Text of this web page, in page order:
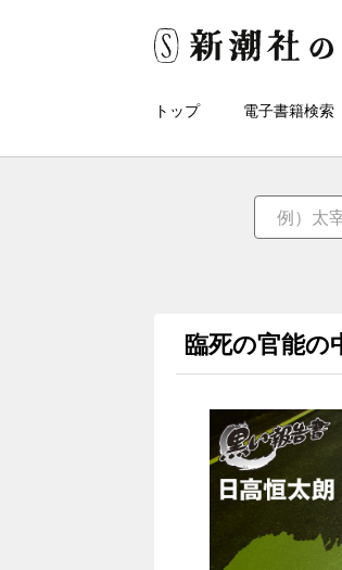
トップ 電子書籍検索
臨死の官能の